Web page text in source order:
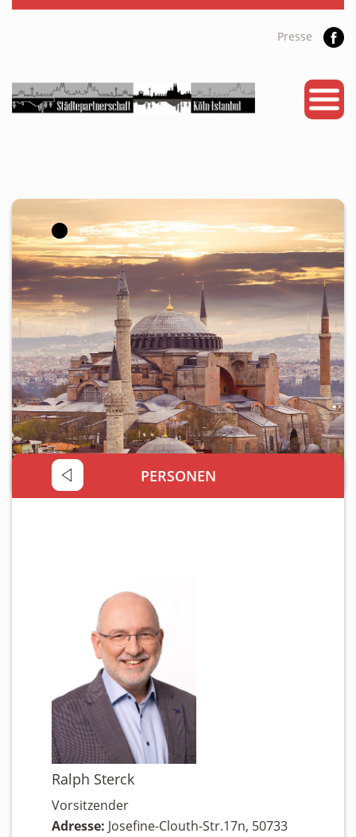
Presse
PERSONEN
PERSONEN
Ralph Sterck
Vorsitzender
Adresse: Josefine-Clouth-Str.17n, 50733
START
PARTNERSTADT
NEWS
KALENDER
GALERIE
Videos
ÜBER UNS
Personen
Mitglied werden
Links & Downloads
Satzung
Unsere Spender/Sponsoren